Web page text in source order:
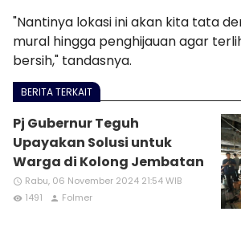
"Nantinya lokasi ini akan kita tata
mural hingga penghijauan agar
bersih," tandasnya.
BERITA TERKAIT
Pj Gubernur Teguh
Upayakan Solusi untuk
Warga di Kolong Jembatan
access_time Rabu, 06 November 2024 21:54 WIB
remove_red_eye 1491 person Folmer